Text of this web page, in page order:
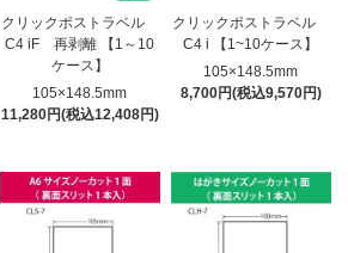
クリックポストラベル
C4 iF 再剥離 【1～10
ケース】
105×148.5mm
11,280円(税込12,408円)
クリックポストラベル
C4 i 【1~10ケース】
105×148.5mm
8,700円(税込9,570円)